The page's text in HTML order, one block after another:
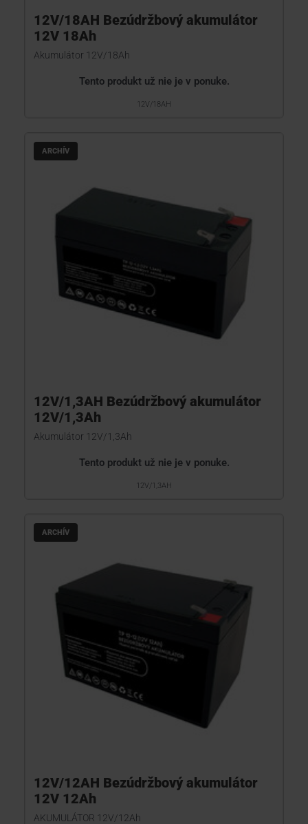
12V/18AH Bezúdržbový akumulátor
12V 18Ah
Akumulátor 12V/18Ah
Tento produkt už nie je v ponuke.
12V/18AH
ARCHÍV
12V/1,3AH Bezúdržbový akumulátor
12V/1,3Ah
Akumulátor 12V/1,3Ah
Tento produkt už nie je v ponuke.
12V/1,3AH
ARCHÍV
12V/12AH Bezúdržbový akumulátor
12V 12Ah
AKUMULÁTOR 12V/12Ah